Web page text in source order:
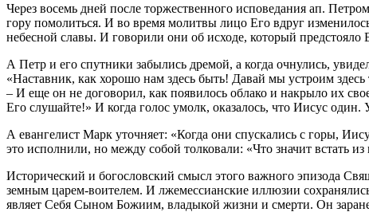
Через восемь дней после торжественного исповедания ап.
гору помолиться. И во время молитвы лицо Его вдруг
небесной славы. И говорили они об исходе, который
А Петр и его спутники забылись дремой, а когда очнулись,
«Наставник, как хорошо нам здесь быть! Давай мы устроим
– И еще он не договорил, как появилось облако и накрыло их
Его слушайте!» И когда голос умолк, оказалось, что Иисус
А евангелист Марк уточняет: «Когда они спускались с горы,
это исполнили, но между собой толковали: «Что значит встать из
Исторический и богословский смысл этого важного эпизода
земным царем-воителем. И лжемессианские иллюзии
являет Себя Сыном Божиим, владыкой жизни и смерти. Он